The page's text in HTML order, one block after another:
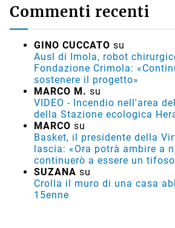
Commenti recenti
GINO CUCCATO su
Ausl di Imola, robot
Fondazione Crimola:
sostenere il progetto»
MARCO M. su
VIDEO - Incendio nell'area
della Stazione ecologica
MARCO su
Basket, il presidente della
lascia: «Ora potrà ambire a
continuerò a essere un
SUZANA su
Crolla il muro di una casa
15enne